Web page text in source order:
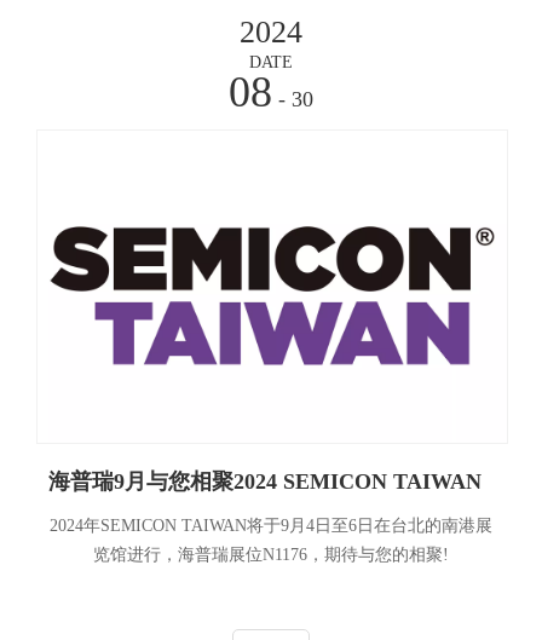
2024
DATE
08 - 30
海普瑞9月与您相聚2024 SEMICON TAIWAN
2024年SEMICON TAIWAN将于9月4日至6日在台北的南港展
览馆进行，海普瑞展位N1176，期待与您的相聚!